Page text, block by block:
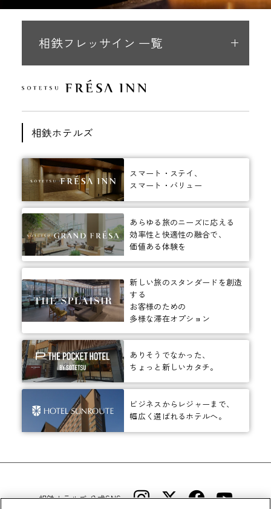
相鉄フレッサイン 一覧
相鉄ホテルズ
スマート・ステイ、
スマート・バリュー
あらゆる旅のニーズに応える
効率性と快適性の融合で、
価値ある体験を
新しい旅のスタンダードを創造
する
お客様のための
多様な滞在オプション
ありそうでなかった、
ちょっと新しいカタチ。
ビジネスからレジャーまで、
幅広く選ばれるホテルへ。
相鉄ホテルズ 公式SNS